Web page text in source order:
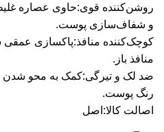
روشن‌کننده قوی:حاوی عصاره
و شفاف‌سازی پوست.
کوچک‌کننده منافذ:پاکسازی
منافذ باز.
ضد لک و تیرگی:کمک به محو
رنگ پوست.
اصالت کالا: اصل